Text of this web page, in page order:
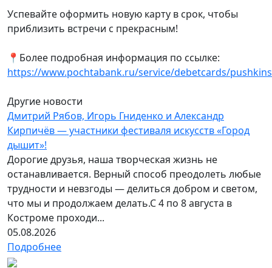
Успевайте оформить новую карту в срок, чтобы
приблизить встречи с прекрасным!
📍Более подробная информация по ссылке:
https://www.pochtabank.ru/service/debetcards/
Другие новости
Дмитрий Рябов, Игорь Гниденко и Александр
Кирпичёв — участники фестиваля искусств «Город
дышит»!
Дорогие друзья, наша творческая жизнь не
останавливается. Верный способ преодолеть любые
трудности и невзгоды — делиться добром и светом,
что мы и продолжаем делать.С 4 по 8 августа в
Костроме проходи...
05.08.2026
Подробнее